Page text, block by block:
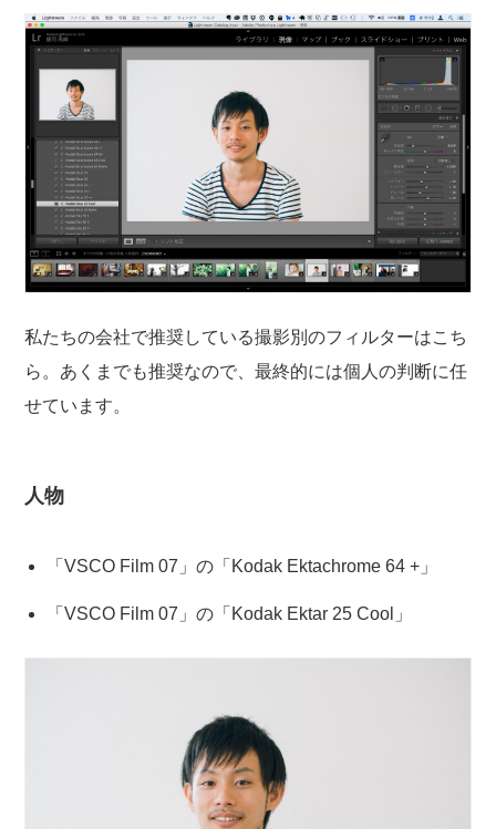
私たちの会社で推奨している撮影別のフィルターはこち
ら。あくまでも推奨なので、最終的には個人の判断に任
せています。
人物
「VSCO Film 07」の「Kodak Ektachrome 64 +」
「VSCO Film 07」の「Kodak Ektar 25 Cool」